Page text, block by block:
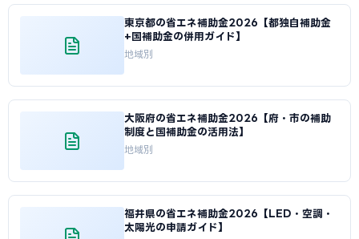
月です。宮城県独自の補助金は制度によって異なりますが、
概ね1〜2か月での通知が多いです。審査期間中は事業への着
手・発注を行わないようご注意ください。
東京都の省エネ補助金2026【都独自補助金
+国補助金の併用ガイド】
地域別
大阪府の省エネ補助金2026【府・市の補助
制度と国補助金の活用法】
地域別
福井県の省エネ補助金2026【LED・空調・
太陽光の申請ガイド】